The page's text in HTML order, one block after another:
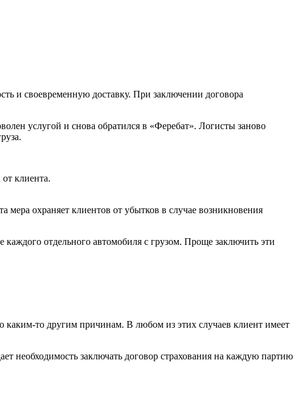
и своевременную доставку. При заключении договора
услугой и снова обратился в «Феребат». Логисты заново
клиента.
мера охраняет клиентов от убытков в случае возникновения
отдельного автомобиля с грузом. Проще заключить эти
то другим причинам. В любом из этих случаев клиент имеет
необходимость заключать договор страхования на каждую партию